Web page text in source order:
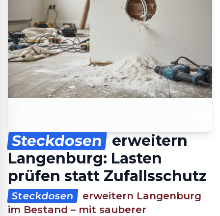
Steckdosen
erweitern
Langenburg: Lasten
prüfen statt Zufallsschutz
Steckdosen
erweitern Langenburg
im Bestand – mit sauberer